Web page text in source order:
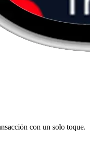
con un solo toque.